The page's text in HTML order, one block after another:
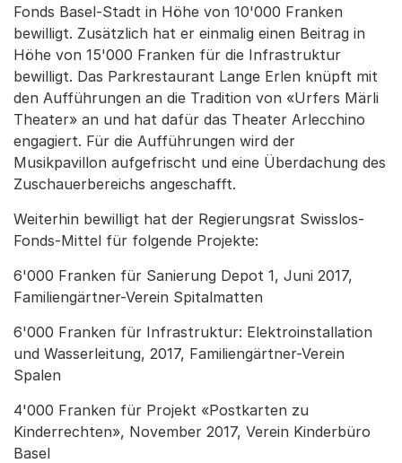
Fonds Basel-Stadt in Höhe von 10'000 Franken
bewilligt. Zusätzlich hat er einmalig einen Beitrag in
Höhe von 15'000 Franken für die Infrastruktur
bewilligt. Das Parkrestaurant Lange Erlen knüpft mit
den Aufführungen an die Tradition von «Urfers Märli
Theater» an und hat dafür das Theater Arlecchino
engagiert. Für die Aufführungen wird der
Musikpavillon aufgefrischt und eine Überdachung des
Zuschauerbereichs angeschafft.
Weiterhin bewilligt hat der Regierungsrat Swisslos-
Fonds-Mittel für folgende Projekte:
6'000 Franken für Sanierung Depot 1, Juni 2017,
Familiengärtner-Verein Spitalmatten
6'000 Franken für Infrastruktur: Elektroinstallation
und Wasserleitung, 2017, Familiengärtner-Verein
Spalen
4'000 Franken für Projekt «Postkarten zu
Kinderrechten», November 2017, Verein Kinderbüro
Basel